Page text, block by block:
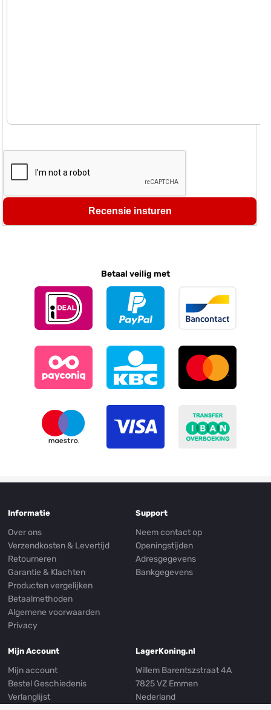
Recensie insturen
Betaal veilig met
Informatie
Over ons
Verzendkosten & Levertijd
Retourneren
Garantie & Klachten
Producten vergelijken
Betaalmethoden
Algemene voorwaarden
Privacy
Support
Neem contact op
Openingstijden
Adresgegevens
Bankgegevens
Mijn Account
Mijn account
Bestel Geschiedenis
Verlanglijst
LagerKoning.nl
Willem Barentszstraat 4A
7825 VZ Emmen
Nederland